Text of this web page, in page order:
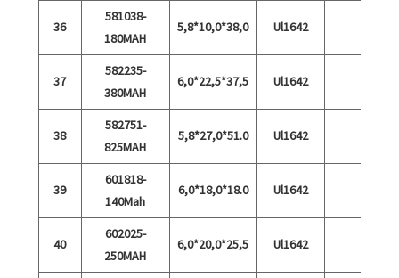
36
581038-
180MAH
5,8*10,0*38,0 Ul1642
37
582235-
380MAH
6,0*22,5*37,5 Ul1642
38
582751-
825MAH
5,8*27,0*51.0 Ul1642
39
601818-
140Mah
6,0*18,0*18.0 Ul1642
40
602025-
250MAH
6,0*20,0*25,5 Ul1642